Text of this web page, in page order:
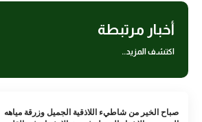
أخبار مرتبطة
اكتشف المزيد..
صباح الخير من شاطيء اللاذقية الجميل وزرقة مياهه